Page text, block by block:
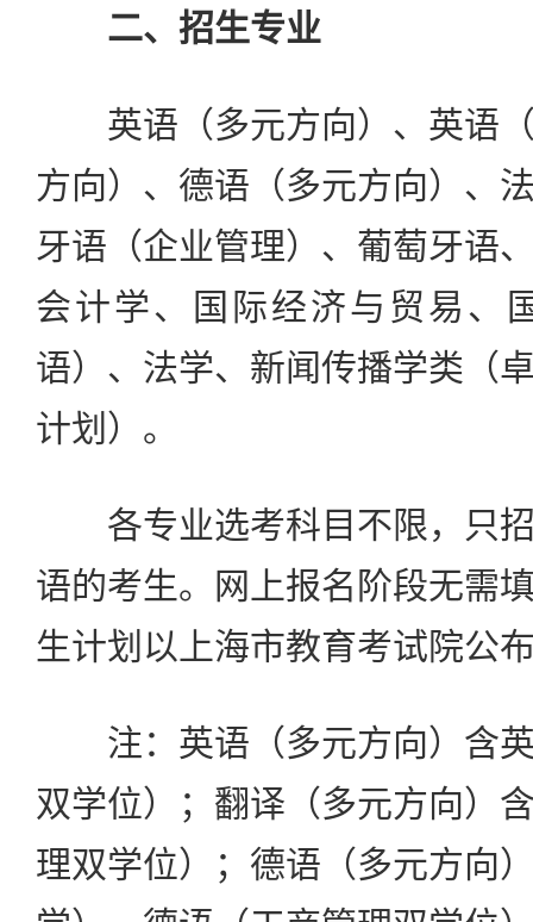
二、招生专业
英语（多元方向）、英语（
方向）、德语（多元方向）、
牙语（企业管理）、葡萄牙语
会计学、国际经济与贸易、
语）、法学、新闻传播学类（
计划）。
各专业选考科目不限，只招
语的考生。网上报名阶段无需
生计划以上海市教育考试院公
注：英语（多元方向）含英
双学位）；翻译（多元方向）
理双学位）；德语（多元方向